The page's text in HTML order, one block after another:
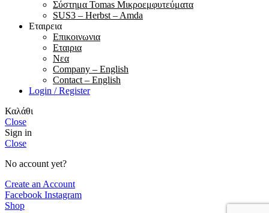
Σύστημα Tomas Μικροεμφυτεύματα
SUS3 – Herbst – Amda
Εταιρεια
Επικοινωνια
Εταιρια
Νεα
Company – English
Contact – English
Login / Register
Καλάθι
Close
Sign in
Close
No account yet?
Create an Account
Facebook Instagram
Shop